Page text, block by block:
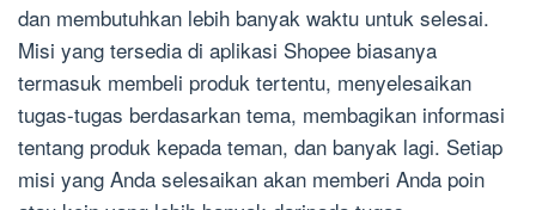
dan membutuhkan lebih banyak waktu untuk selesai.
Misi yang tersedia di aplikasi Shopee biasanya
termasuk membeli produk tertentu, menyelesaikan
tugas-tugas berdasarkan tema, membagikan informasi
tentang produk kepada teman, dan banyak lagi. Setiap
misi yang Anda selesaikan akan memberi Anda poin